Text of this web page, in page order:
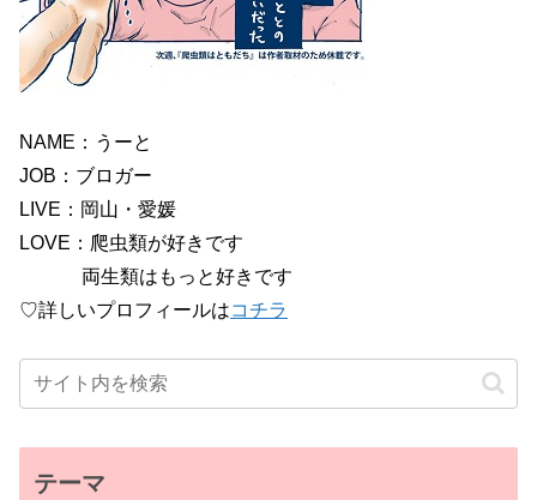
NAME：うーと
JOB：ブロガー
LIVE：岡山・愛媛
LOVE：爬虫類が好きです
両生類はもっと好きです
♡詳しいプロフィールはコチラ
テーマ